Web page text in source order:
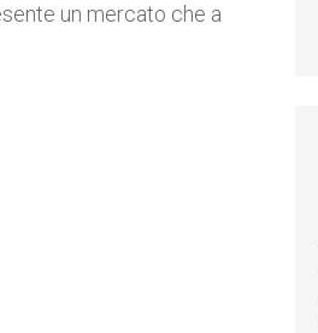
un mercato che a